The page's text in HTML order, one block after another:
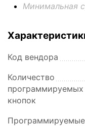
Минимальная
Код вендора
Количество
программируемых
кнопок
Программируемые